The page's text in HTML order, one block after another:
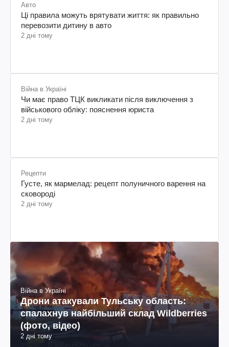
Авто
Ці правила можуть врятувати життя: як правильно
перевозити дитину в авто
2 дні тому
Війна в Україні
Чи має право ТЦК викликати після виключення з
військового обліку: пояснення юриста
2 дні тому
Рецепти
Густе, як мармелад: рецепт полуничного варення на
сковороді
2 дні тому
Війна в Україні
Дрони атакували Тульську область:
спалахнув найбільший склад Wildberries
(фото, відео)
2 дні тому